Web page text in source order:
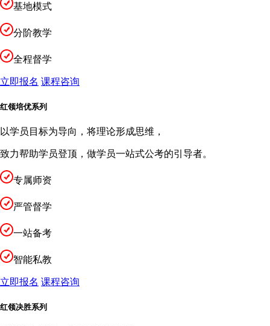
基地模式
分阶教学
全程督学
立即报名 课程咨询
红领培优系列
以学员目标为导向，将理论形成思维，
致力帮助学员登顶，做学员一站式公考的引导者。
专属师资
严管督学
一站备考
智能私教
立即报名 课程咨询
红领决胜系列